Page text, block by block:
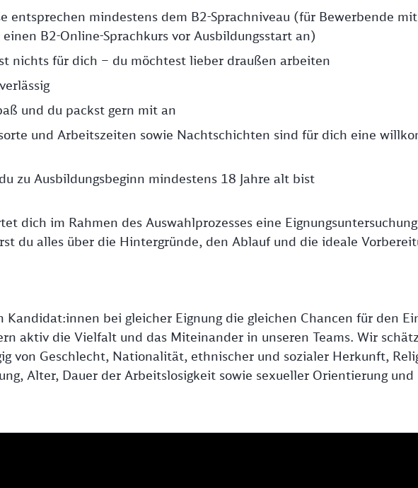
entsprechen mindestens dem B2-Sprachniveau (für Bewerbende
B2-Online-Sprachkurs vor Ausbildungsstart an)
nichts für dich – du möchtest lieber draußen arbeiten
und du packst gern mit an
und Arbeitszeiten sowie Nachtschichten sind für dich eine
zu Ausbildungsbeginn mindestens 18 Jahre alt bist
dich im Rahmen des Auswahlprozesses eine
du alles über die Hintergründe, den Ablauf und die ideale
Kandidat:innen bei gleicher Eignung die gleichen Chancen für den
aktiv die Vielfalt und das Miteinander in unseren Teams. Wir
von Geschlecht, Nationalität, ethnischer und sozialer Herkunft,
Alter, Dauer der Arbeitslosigkeit sowie sexueller Orientierung und